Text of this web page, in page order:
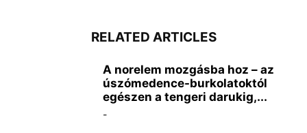
RELATED ARTICLES
A norelem mozgásba hoz – az
úszómedence-burkolatoktól
egészen a tengeri darukig,...
-